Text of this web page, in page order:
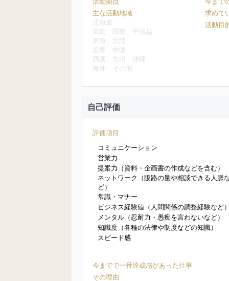
主な活動地域
北海道
東北
関東
甲信越
東海
北陸
近畿
中国
四国
九州
沖縄
海外
その他
求めて
活動目
自己評価
評価項目
コミュニケーション
営業力
提案力（資料・企画書の作成などを含む）
ネットワーク（販路の量や相談できる人脈
ど）
常識・マナー
ビジネス経験値（人間関係の調整経験など
メンタル（忍耐力・愚痴を言わないなど）
知識度（各種の法律や制度などの知識）
スピード感
今までで一番達成感があった仕事
その理由